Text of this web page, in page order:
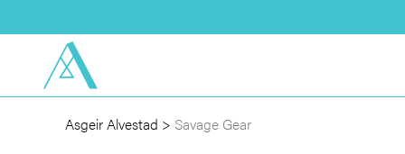
Asgeir Alvestad > Savage Gear